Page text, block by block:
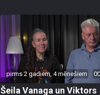
pirms 2 gadiem, 4 mēnešiem
Šeila Vanaga un Viktors